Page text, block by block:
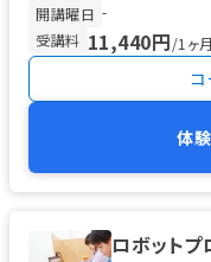
開講曜日 -
受講料 11,440円/1ヶ月
体
ロボット